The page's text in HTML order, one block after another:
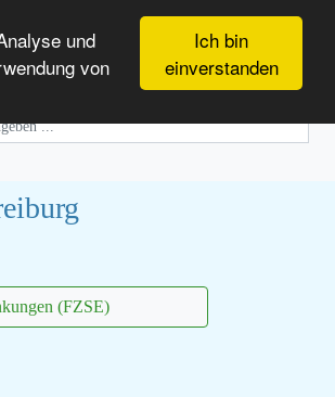
Ich bin
einverstanden
und
von
(FZSE)